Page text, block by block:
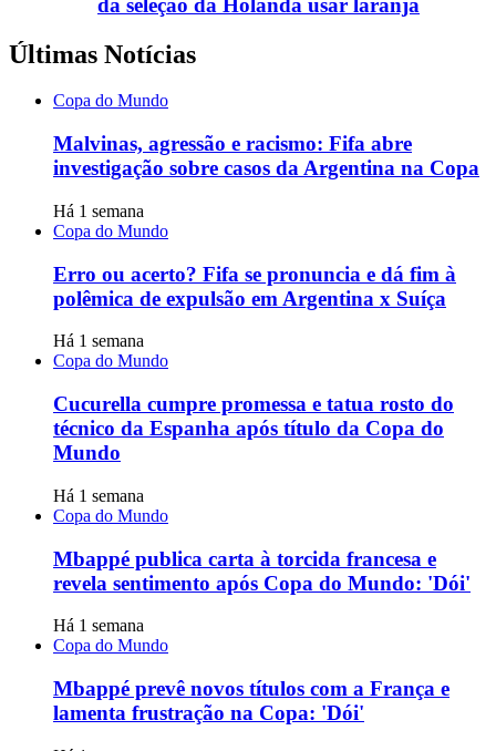
Últimas Notícias
Copa do Mundo
Malvinas, agressão e racismo: Fifa abre
investigação sobre casos da Argentina na Copa
Há 1 semana
Copa do Mundo
Erro ou acerto? Fifa se pronuncia e dá fim à
polêmica de expulsão em Argentina x Suíça
Há 1 semana
Copa do Mundo
Cucurella cumpre promessa e tatua rosto do
técnico da Espanha após título da Copa do
Mundo
Há 1 semana
Copa do Mundo
Mbappé publica carta à torcida francesa e
revela sentimento após Copa do Mundo: 'Dói'
Há 1 semana
Copa do Mundo
Mbappé prevê novos títulos com a França e
lamenta frustração na Copa: 'Dói'